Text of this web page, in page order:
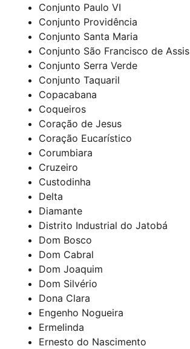
Conjunto Paulo VI
Conjunto Providência
Conjunto Santa Maria
Conjunto São Francisco de Assis
Conjunto Serra Verde
Conjunto Taquaril
Copacabana
Coqueiros
Coração de Jesus
Coração Eucarístico
Corumbiara
Cruzeiro
Custodinha
Delta
Diamante
Distrito Industrial do Jatobá
Dom Bosco
Dom Cabral
Dom Joaquim
Dom Silvério
Dona Clara
Engenho Nogueira
Ermelinda
Ernesto do Nascimento